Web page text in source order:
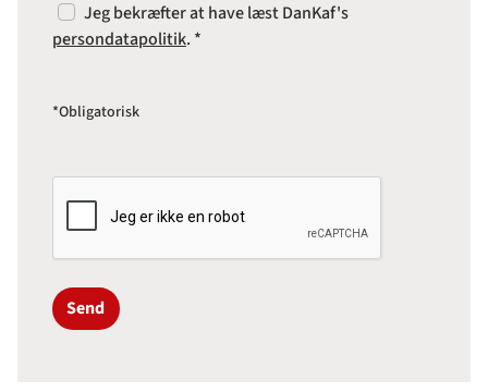
Jeg bekræfter at have læst DanKaf's
persondatapolitik. *
*Obligatorisk
Send